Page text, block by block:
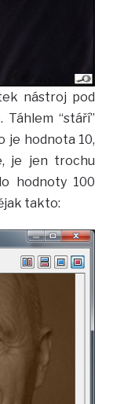
nástroj pod
. Táhlem “stáří”
je hodnota 10,
je jen trochu
hodnoty 100
takto: